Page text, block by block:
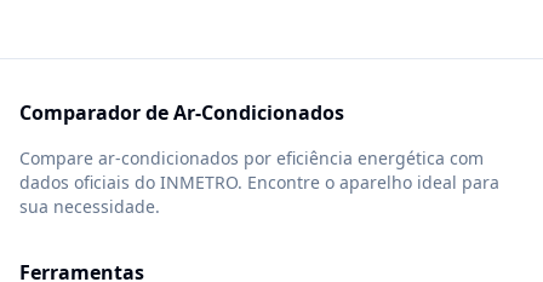
Comparador de Ar-Condicionados
Compare ar-condicionados por eficiência energética com
dados oficiais do INMETRO. Encontre o aparelho ideal para
sua necessidade.
Ferramentas